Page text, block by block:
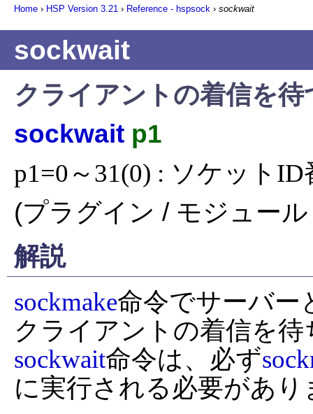
Home › HSP Version 3.21 › Reference - hspsock › sockwait
sockwait
クライアントの着信を待
sockwait p1
p1=0～31(0) : ソケットID
(プラグイン / モジュー
解説
sockmake命令でサーバー
sockwait命令は、必ず
に実行される必要があり